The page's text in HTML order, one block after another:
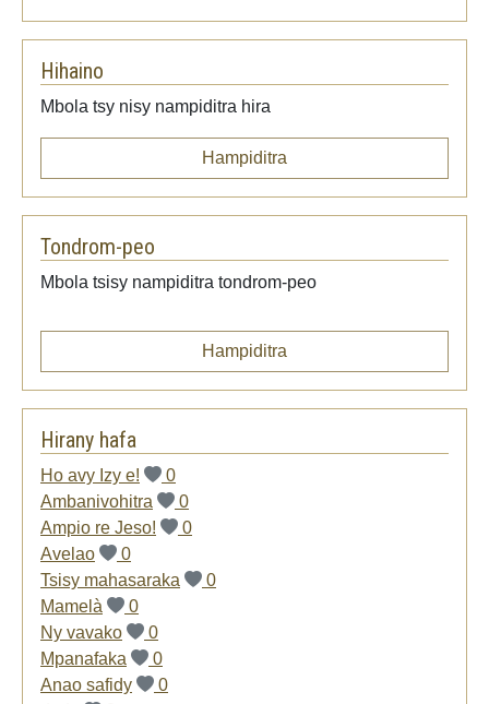
Hihaino
Mbola tsy nisy nampiditra hira
Hampiditra
Tondrom-peo
Mbola tsisy nampiditra tondrom-peo
Hampiditra
Hirany hafa
Ho avy Izy e!
0
Ambanivohitra
0
Ampio re Jeso!
0
Avelao
0
Tsisy mahasaraka
0
Mamelà
0
Ny vavako
0
Mpanafaka
0
Anao safidy
0